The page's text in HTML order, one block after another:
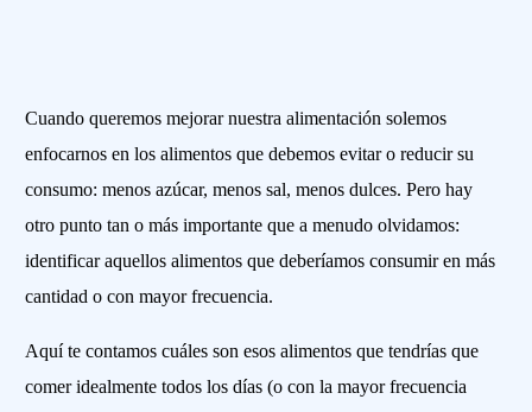
Cuando queremos mejorar nuestra alimentación solemos
enfocarnos en los alimentos que debemos evitar o reducir su
consumo: menos azúcar, menos sal, menos dulces. Pero hay
otro punto tan o más importante que a menudo olvidamos:
identificar aquellos alimentos que deberíamos consumir en más
cantidad o con mayor frecuencia.
Aquí te contamos cuáles son esos alimentos que tendrías que
comer idealmente todos los días (o con la mayor frecuencia